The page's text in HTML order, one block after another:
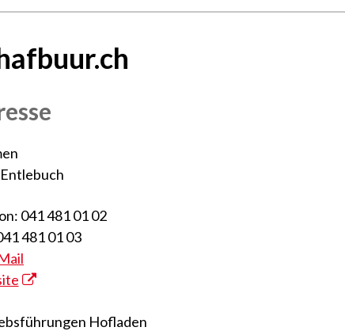
041 481 01 02
481 01 03
Hofladen